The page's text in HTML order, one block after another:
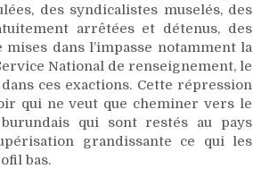
des syndicalistes muselés, des
arrêtées et détenus, des
dans l’impasse notamment la
National de renseignement, le
ces exactions. Cette répression
qui ne veut que cheminer vers le
qui sont restés au pays
grandissante ce qui les
bas.